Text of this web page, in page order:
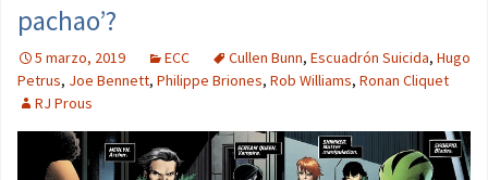
pachao’?
5 marzo, 2019 ECC Cullen Bunn, Escuadrón Suicida, Hugo
Petrus, Joe Bennett, Philippe Briones, Rob Williams, Ronan Cliquet
RJ Prous